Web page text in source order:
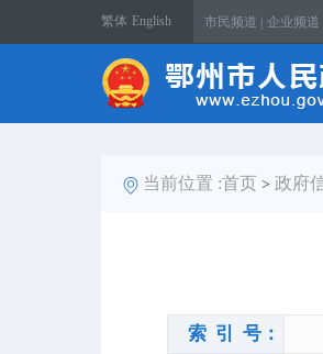
繁体 English 市民频道 | 企业频道
当前位置 :首页 > 政府
索 引 号：